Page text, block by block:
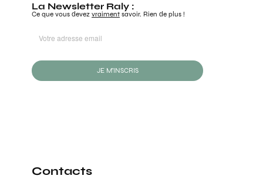
La Newsletter Raly :
Ce que vous devez vraiment savoir. Rien de plus !
JE M'INSCRIS
Contacts